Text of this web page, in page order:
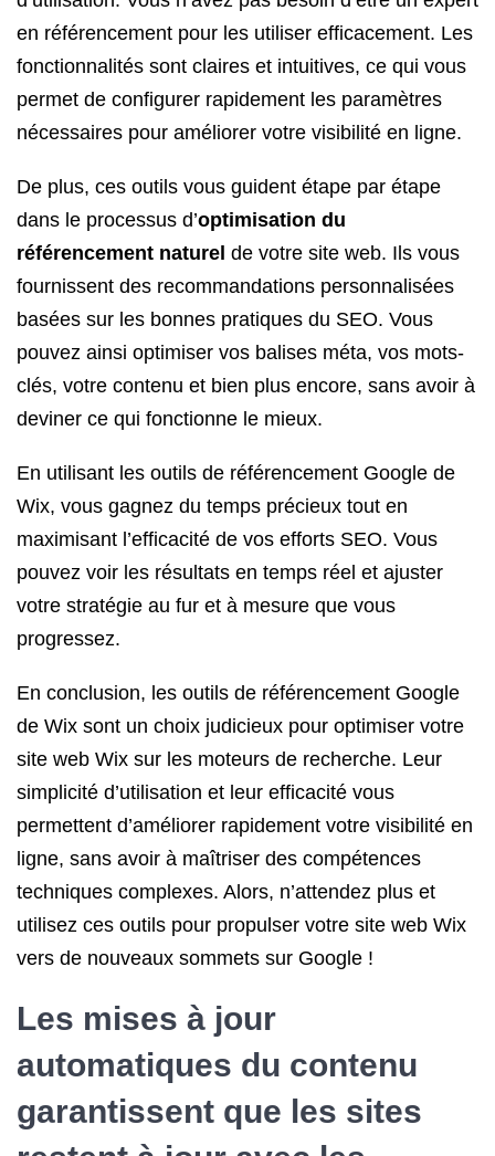
en référencement pour les utiliser efficacement. Les
fonctionnalités sont claires et intuitives, ce qui vous
permet de configurer rapidement les paramètres
nécessaires pour améliorer votre visibilité en ligne.
De plus, ces outils vous guident étape par étape
dans le processus d’optimisation du
référencement naturel de votre site web. Ils vous
fournissent des recommandations personnalisées
basées sur les bonnes pratiques du SEO. Vous
pouvez ainsi optimiser vos balises méta, vos mots-
clés, votre contenu et bien plus encore, sans avoir à
deviner ce qui fonctionne le mieux.
En utilisant les outils de référencement Google de
Wix, vous gagnez du temps précieux tout en
maximisant l’efficacité de vos efforts SEO. Vous
pouvez voir les résultats en temps réel et ajuster
votre stratégie au fur et à mesure que vous
progressez.
En conclusion, les outils de référencement Google
de Wix sont un choix judicieux pour optimiser votre
site web Wix sur les moteurs de recherche. Leur
simplicité d’utilisation et leur efficacité vous
permettent d’améliorer rapidement votre visibilité en
ligne, sans avoir à maîtriser des compétences
techniques complexes. Alors, n’attendez plus et
utilisez ces outils pour propulser votre site web Wix
vers de nouveaux sommets sur Google !
Les mises à jour
automatiques du contenu
garantissent que les sites